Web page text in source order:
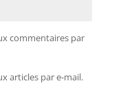
commentaires par
articles par e-mail.